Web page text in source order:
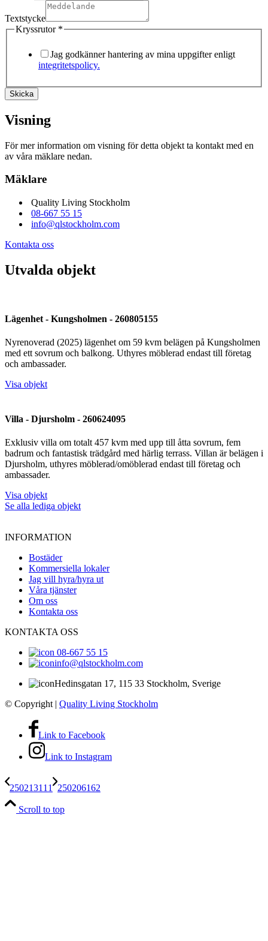
Textstycke
Kryssrutor *
Jag godkänner hantering av mina uppgifter enligt
integritetspolicy.
Skicka
Visning
För mer information om visning för detta objekt ta kontakt med en
av våra mäklare nedan.
Mäklare
Quality Living Stockholm
08-667 55 15
info@qlstockholm.com
Kontakta oss
Utvalda objekt
Lägenhet - Kungsholmen - 260805155
Nyrenoverad (2025) lägenhet om 59 kvm belägen på Kungsholmen
med ett sovrum och balkong. Uthyres möblerad endast till företag
och ambassader.
Visa objekt
Villa - Djursholm - 260624095
Exklusiv villa om totalt 457 kvm med upp till åtta sovrum, fem
badrum och fantastisk trädgård med härlig terrass. Villan är belägen i
Djursholm, uthyres möblerad/omöblerad endast till företag och
ambassader.
Visa objekt
Se alla lediga objekt
INFORMATION
Bostäder
Kommersiella lokaler
Jag vill hyra/hyra ut
Våra tjänster
Om oss
Kontakta oss
KONTAKTA OSS
08-667 55 15
info@qlstockholm.com
Hedinsgatan 17, 115 33 Stockholm, Sverige
© Copyright | Quality Living Stockholm
Link to Facebook
Link to Instagram
250213111 250206162
Scroll to top